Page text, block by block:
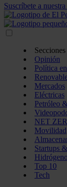
Suscríbete a
Secciones
Opinión
Política
Mercados
Eléctricas
Petróleo
NET
Movilidad
Startups
Hidrógeno
Top 10
Tech